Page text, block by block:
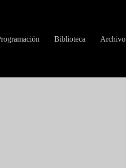
Biblioteca Archivo